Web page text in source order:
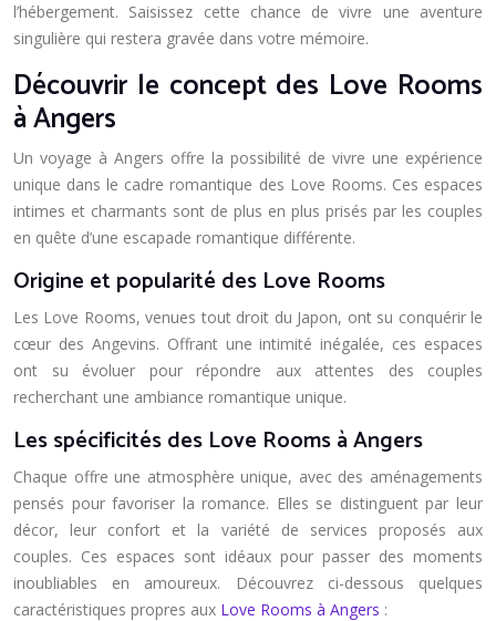
l’hébergement. Saisissez cette chance de vivre une aventure
singulière qui restera gravée dans votre mémoire.
Découvrir le concept des Love Rooms
à Angers
Un voyage à Angers offre la possibilité de vivre une expérience
unique dans le cadre romantique des Love Rooms. Ces espaces
intimes et charmants sont de plus en plus prisés par les couples
en quête d’une escapade romantique différente.
Origine et popularité des Love Rooms
Les Love Rooms, venues tout droit du Japon, ont su conquérir le
cœur des Angevins. Offrant une intimité inégalée, ces espaces
ont su évoluer pour répondre aux attentes des couples
recherchant une ambiance romantique unique.
Les spécificités des Love Rooms à Angers
Chaque offre une atmosphère unique, avec des aménagements
pensés pour favoriser la romance. Elles se distinguent par leur
décor, leur confort et la variété de services proposés aux
couples. Ces espaces sont idéaux pour passer des moments
inoubliables en amoureux. Découvrez ci-dessous quelques
caractéristiques propres aux Love Rooms à Angers :